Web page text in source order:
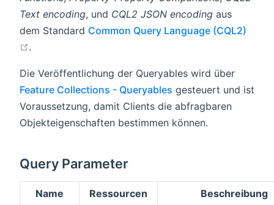
Text encoding, und CQL2 JSON encoding aus
dem Standard Common Query Language (CQL2)
.
Die Veröffentlichung der Queryables wird über
Feature Collections - Queryables gesteuert und ist
Voraussetzung, damit Clients die abfragbaren
Objekteigenschaften bestimmen können.
Query Parameter
Name Ressourcen Beschreibung